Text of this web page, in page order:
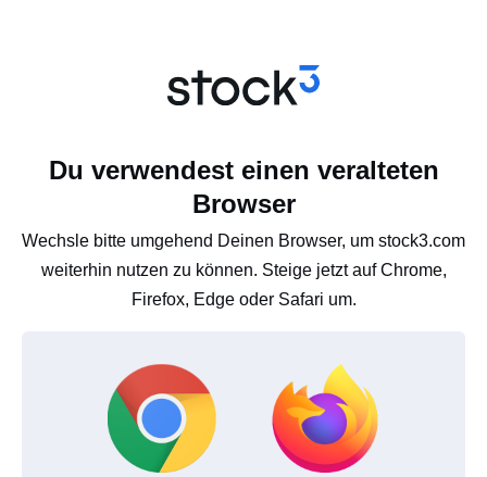
Du verwendest einen veralteten
Browser
Wechsle bitte umgehend Deinen Browser, um stock3.com
weiterhin nutzen zu können. Steige jetzt auf Chrome,
Firefox, Edge oder Safari um.